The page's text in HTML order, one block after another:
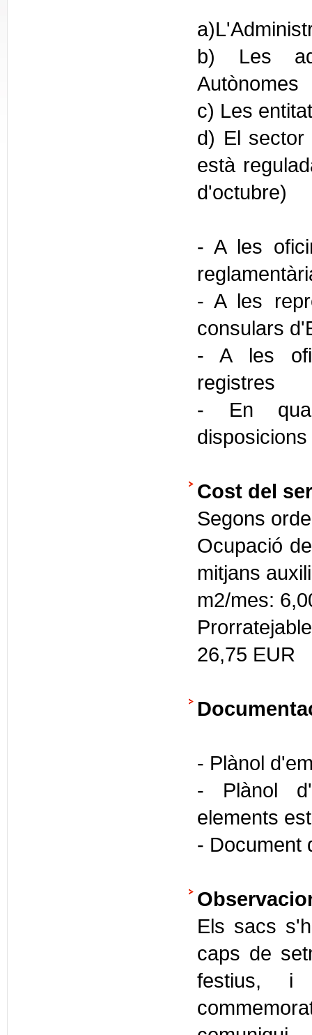
b) Les
Autònomes
c) Les
d) El sector
està
d'octubre)
- A les
- A les
consulars
- A les
registres
- En
Cost del
Segons
Ocupació
mitjans
m2/mes:
26,75 EUR
- Plànol
- Plànol
elements
- Document
Els sacs
caps de
festius, i